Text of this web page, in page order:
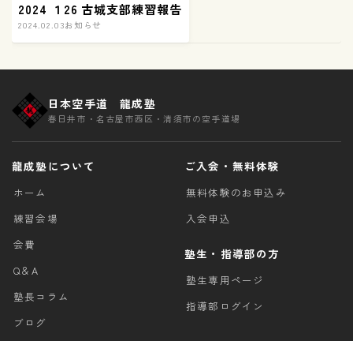
2024 １26 古城支部練習報告
2024.02.03お知らせ
日本空手道 龍成塾
春日井市・名古屋市西区・清須市の空手道場
龍成塾について
ホーム
練習会場
会費
Q＆A
塾長コラム
ブログ
ご入会・無料体験
無料体験のお申込み
入会申込
塾生・指導部の方
塾生専用ページ
指導部ログイン